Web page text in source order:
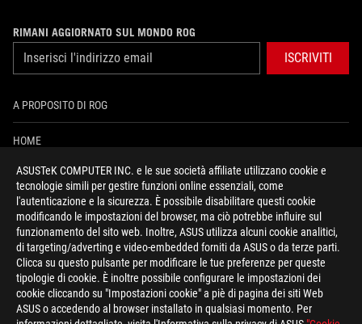
ASUSTeK COMPUTER INC. e le sue società affiliate utilizzano cookie e
tecnologie simili per gestire funzioni online essenziali, come
l'autenticazione e la sicurezza. È possibile disabilitare questi cookie
modificando le impostazioni del browser, ma ciò potrebbe influire sul
funzionamento del sito web. Inoltre, ASUS utilizza alcuni cookie analitici,
di targeting/adverting e video-embedded forniti da ASUS o da terze parti.
Clicca su questo pulsante per modificare le tue preferenze per queste
tipologie di cookie. È inoltre possibile configurare le impostazioni dei
cookie cliccando su "Impostazioni cookie" a piè di pagina dei siti Web
ASUS o accedendo al browser installato in qualsiasi momento. Per
RIMANI AGGIORNATO SUL MONDO ROG
ISCRIVITI
A PROPOSITO DI ROG
HOME
PRESSROOM
NEWS
facebookinstagramyoutubetiktok discord